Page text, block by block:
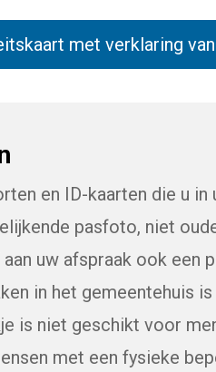
met verklaring
(Deze link
en ID-kaarten die u
pasfoto, niet
uw afspraak ook een
in het gemeentehuis
is niet geschikt voor
met een fysieke